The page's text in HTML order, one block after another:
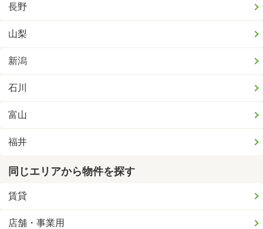
長野
山梨
新潟
石川
富山
福井
同じエリアから物件を探す
賃貸
店舗・事業用